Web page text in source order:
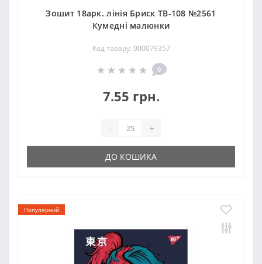
Зошит 18арк. лінія Бриск ТВ-108 №2561
Кумеднi малюнки
Код товару: 000079357
0
7.55 грн.
- +
ДО КОШИКА
Популярний